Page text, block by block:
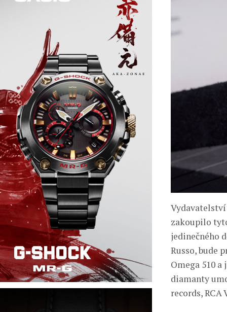
Vydavatelství
zakoupilo
jedinečného
Russo, bude
Omega 510
diamanty
records, RCA